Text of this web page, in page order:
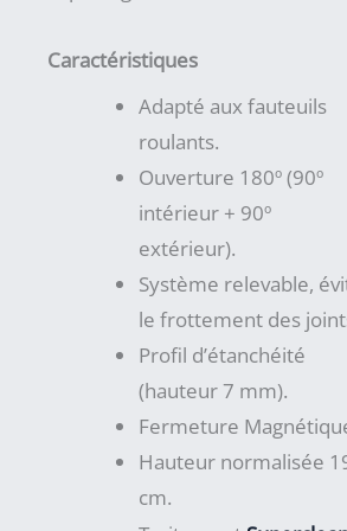
Caractéristiques
Adapté aux fauteuils
roulants.
Ouverture 180º (90º
intérieur + 90º
extérieur).
Système relevable,
le frottement des
Profil d’étanchéité
(hauteur 7 mm).
Fermeture
Hauteur normalisée
cm.